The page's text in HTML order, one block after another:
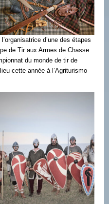
d’une des étapes
de Tir aux Armes de Chasse
du monde de tir de
cette année à l’Agriturismo